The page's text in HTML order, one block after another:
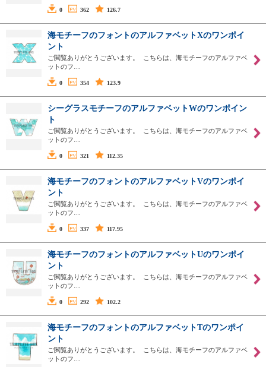
0 362 126.7
海モチーフのフォントのアルファベットXのワンポイ
ント
ご閲覧ありがとうございます。 こちらは、海モチーフのアルファベ
ットのフ…
0 354 123.9
シーグラスモチーフのアルファベットWのワンポイン
ト
ご閲覧ありがとうございます。 こちらは、海モチーフのアルファベ
ットのフ…
0 321 112.35
海モチーフのフォントのアルファベットVのワンポイ
ント
ご閲覧ありがとうございます。 こちらは、海モチーフのアルファベ
ットのフ…
0 337 117.95
海モチーフのフォントのアルファベットUのワンポイ
ント
ご閲覧ありがとうございます。 こちらは、海モチーフのアルファベ
ットのフ…
0 292 102.2
海モチーフのフォントのアルファベットTのワンポイ
ント
ご閲覧ありがとうございます。 こちらは、海モチーフのアルファベ
ットのフ…